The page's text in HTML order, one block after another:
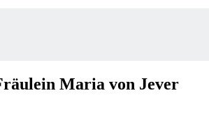
Maria von Jever